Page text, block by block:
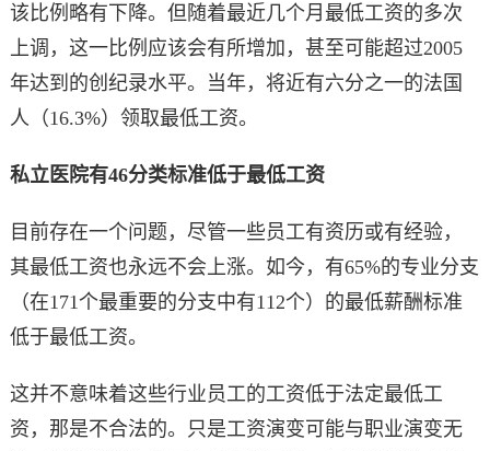
该比例略有下降。但随着最近几个月最低工资的多次
上调，这一比例应该会有所增加，甚至可能超过2005
年达到的创纪录水平。当年，将近有六分之一的法国
人（16.3%）领取最低工资。
私立医院有46分类标准低于最低工资
目前存在一个问题，尽管一些员工有资历或有经验，
其最低工资也永远不会上涨。如今，有65%的专业分支
（在171个最重要的分支中有112个）的最低薪酬标准
低于最低工资。
这并不意味着这些行业员工的工资低于法定最低工
资，那是不合法的。只是工资演变可能与职业演变无